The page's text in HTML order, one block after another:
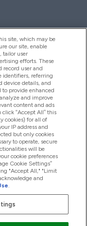
site, which may be
our site, enable
tailor user
efforts. These
record user and
identifiers, referring
device details, and
provide enhanced
and improve
content and ads
“Accept All” this
cookies) for all of
IP address and
but only cookies
to operate, secure
will be
cookie preferences
Cookie Settings”
"Accept All," "Limit
and
.